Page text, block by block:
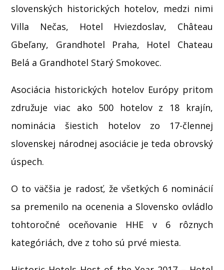
slovenských historických hotelov, medzi nimi
Villa Nečas, Hotel Hviezdoslav, Château
Gbeľany, Grandhotel Praha, Hotel Chateau
Belá a Grandhotel Starý Smokovec.
Asociácia historických hotelov Európy pritom
združuje viac ako 500 hotelov z 18 krajín,
nominácia šiestich hotelov zo 17-člennej
slovenskej národnej asociácie je teda obrovský
úspech.
O to väčšia je radosť, že všetkých 6 nominácií
sa premenilo na ocenenia a Slovensko ovládlo
tohtoročné oceňovanie HHE v 6 rôznych
kategóriách, dve z toho sú prvé miesta.